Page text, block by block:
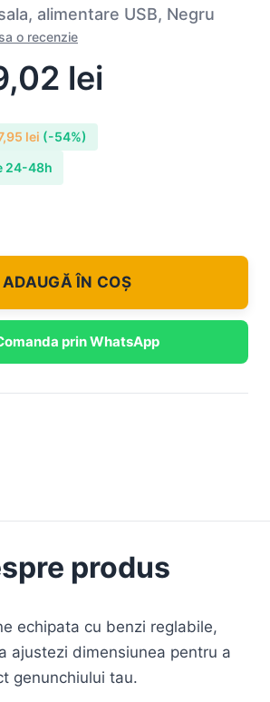
alimentare USB, Negru
o recenzie
lei
lei (-54%)
24-48h
ADAUGĂ ÎN COȘ
prin WhatsApp
produs
echipata cu benzi reglabile,
ajustezi dimensiunea pentru a
genunchiului tau.